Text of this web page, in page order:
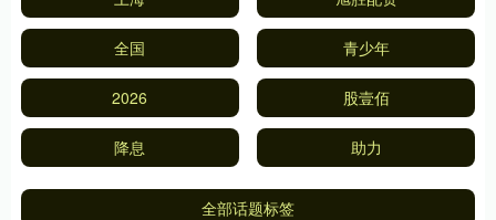
全国 青少年
2026 股壹佰
降息 助力
全部话题标签